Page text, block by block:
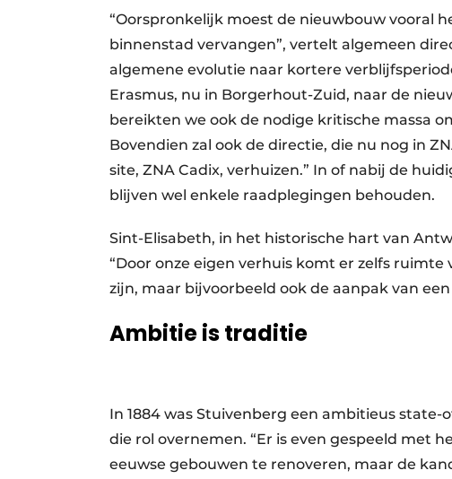
“Oorspronkelijk moest de nieuwbouw vooral
binnenstad vervangen”, vertelt algemeen
algemene evolutie naar kortere
Erasmus, nu in Borgerhout-Zuid, naar de
bereikten we ook de nodige kritische massa
Bovendien zal ook de directie, die nu nog in
site, ZNA Cadix, verhuizen.” In of nabij de
blijven wel enkele raadplegingen behouden.
Sint-Elisabeth, in het historische hart van
“Door onze eigen verhuis komt er zelfs
zijn, maar bijvoorbeeld ook de aanpak van
Ambitie is traditie
In 1884 was Stuivenberg een ambitieus
die rol overnemen. “Er is even gespeeld met
eeuwse gebouwen te renoveren, maar de